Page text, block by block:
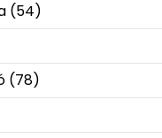
(54)
(78)